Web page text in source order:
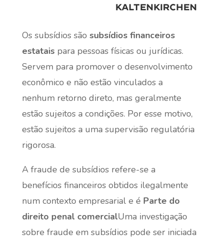
Kaltenkirchen
Os subsídios são subsídios financeiros
estataispara pessoas físicas ou jurídicas.
Servem para promover o desenvolvimento
econômico e não estão vinculados a
nenhum retorno direto, mas geralmente
estão sujeitos a condições. Por esse motivo,
estão sujeitos a uma supervisão regulatória
rigorosa.
A fraude de subsídios refere-se a
benefícios financeiros obtidos ilegalmente
num contexto empresarial e é Parte do
direito penal comercialUma investigação
sobre fraude em subsídios pode ser iniciada